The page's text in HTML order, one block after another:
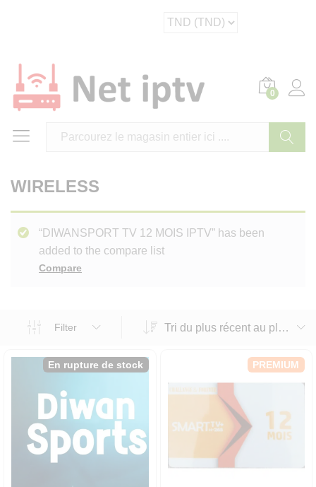
0
WIRELESS
Compare
“DIWANSPORT TV 12 MOIS IPTV” has been
added to the compare list
Filter Tri du plus récent au plus ancien
En rupture de stock PREMIUM